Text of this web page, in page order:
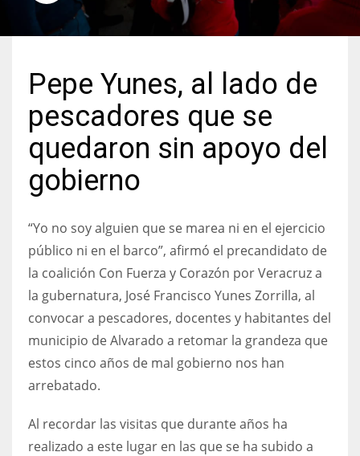
Pepe Yunes, al lado de
pescadores que se
quedaron sin apoyo del
gobierno
“Yo no soy alguien que se marea ni en el ejercicio
público ni en el barco”, afirmó el precandidato de
la coalición Con Fuerza y Corazón por Veracruz a
la gubernatura, José Francisco Yunes Zorrilla, al
convocar a pescadores, docentes y habitantes del
municipio de Alvarado a retomar la grandeza que
estos cinco años de mal gobierno nos han
arrebatado.
Al recordar las visitas que durante años ha
realizado a este lugar en las que se ha subido a